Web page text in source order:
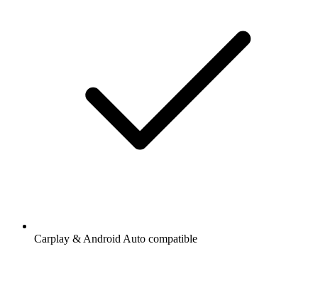
Carplay & Android Auto compatible